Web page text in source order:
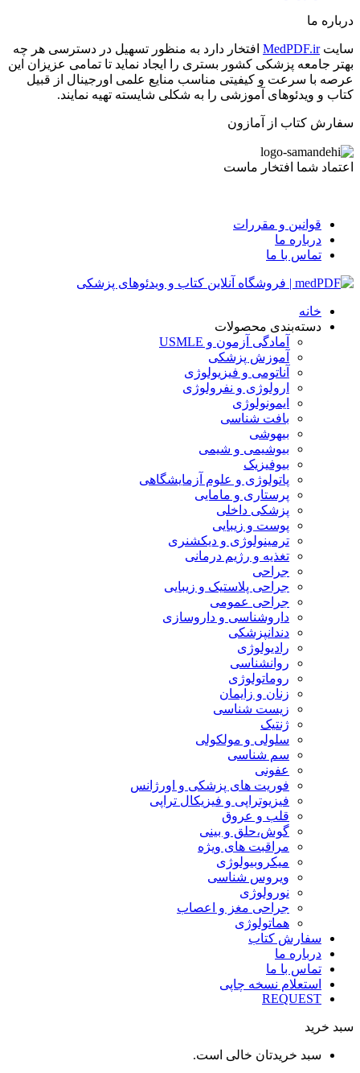
درباره ما
سایتMedPDF.ir افتخار دارد به منظور تسهیل در دسترسی هر چه
بهتر جامعه پزشکی کشور بستری را ایجاد نماید تا تمامی عزیزان این
عرصه با سرعت و کیفیتی مناسب منایع علمی اورجینال از قبیل
کتاب و ویدئوهای آموزشی را به شکلی شایسته تهیه نمایند.
سفارش کتاب از آمازون
اعتماد شما افتخار ماست
قوانین و مقررات
درباره ما
تماس با ما
خانه
دسته‌بندی محصولات
آمادگی آزمون و USMLE
آموزش پزشکی
آناتومی و فیزیولوژی
ارولوژی و نفرولوژی
ایمونولوژی
بافت شناسی
بیهوشی
بیوشیمی و شیمی
بیوفیزیک
پاتولوژی و علوم آزمایشگاهی
پرستاری و مامایی
پزشکی داخلی
پوست و زیبایی
ترمینولوژی و دیکشنری
تغذیه و رژیم درمانی
جراحی
جراحی پلاستیک و زیبایی
جراحی عمومی
داروشناسی و داروسازی
دندانپزشکی
رادیولوژی
روانشناسی
روماتولوژی
زنان و زایمان
زیست شناسی
ژنتیک
سلولی و مولکولی
سم شناسی
عفونی
فوریت های پزشکی و اورژانس
فیزیوتراپی و فیزیکال تراپی
قلب و عروق
گوش،حلق و بینی
مراقبت های ویژه
میکروبیولوژی
ویروس شناسی
نورولوژی
جراحی مغز و اعصاب
هماتولوژی
سفارش کتاب
درباره ما
تماس با ما
استعلام نسخه چاپی
REQUEST
سبد خرید
سبد خریدتان خالی است.